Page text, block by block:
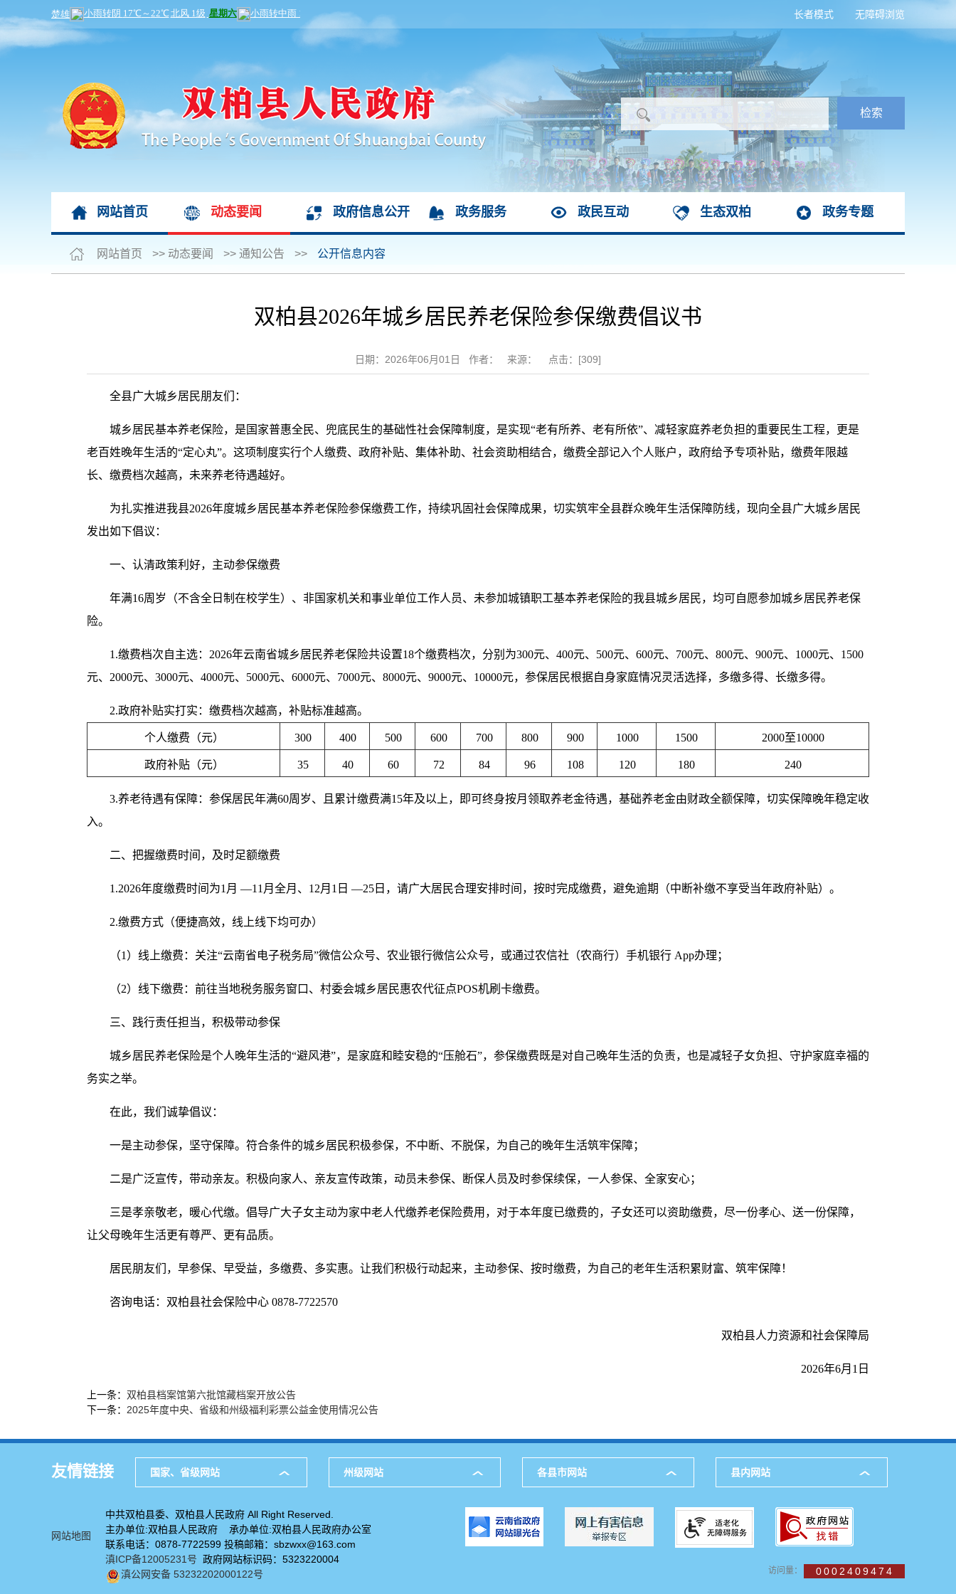
无障碍浏览
长者模式
网站首页 动态要闻 政府信息公开 政务服务 政民互动 生态双柏 政务专题
网站首页 >> 动态要闻 >> 通知公告 >> 公开信息内容
双柏县2026年城乡居民养老保险参保缴费倡议书
日期：2026年06月01日 作者： 来源： 点击：[309]
全县广大城乡居民朋友们：
城乡居民基本养老保险，是国家普惠全民、兜底民生的基础性社会保障制度，是实现“老有所养、老有所依”、减轻家庭养老负担的重要民生工程，更是
老百姓晚年生活的“定心丸”。这项制度实行个人缴费、政府补贴、集体补助、社会资助相结合，缴费全部记入个人账户，政府给予专项补贴，缴费年限越
长、缴费档次越高，未来养老待遇越好。
为扎实推进我县2026年度城乡居民基本养老保险参保缴费工作，持续巩固社会保障成果，切实筑牢全县群众晚年生活保障防线，现向全县广大城乡居民
发出如下倡议：
一、认清政策利好，主动参保缴费
年满16周岁（不含全日制在校学生）、非国家机关和事业单位工作人员、未参加城镇职工基本养老保险的我县城乡居民，均可自愿参加城乡居民养老保
险。
1.缴费档次自主选：2026年云南省城乡居民养老保险共设置18个缴费档次，分别为300元、400元、500元、600元、700元、800元、900元、1000元、1500
元、2000元、3000元、4000元、5000元、6000元、7000元、8000元、9000元、10000元，参保居民根据自身家庭情况灵活选择，多缴多得、长缴多得。
2.政府补贴实打实：缴费档次越高，补贴标准越高。
个人缴费（元） 300 400 500 600 700 800 900 1000 1500 2000至10000
政府补贴（元） 35 40 60 72 84 96 108 120 180 240
3.养老待遇有保障：参保居民年满60周岁、且累计缴费满15年及以上，即可终身按月领取养老金待遇，基础养老金由财政全额保障，切实保障晚年稳定收
入。
二、把握缴费时间，及时足额缴费
1.2026年度缴费时间为1月 —11月全月、12月1日 —25日，请广大居民合理安排时间，按时完成缴费，避免逾期（中断补缴不享受当年政府补贴）。
2.缴费方式（便捷高效，线上线下均可办）
（1）线上缴费：关注“云南省电子税务局”微信公众号、农业银行微信公众号，或通过农信社（农商行）手机银行 App办理；
（2）线下缴费：前往当地税务服务窗口、村委会城乡居民惠农代征点POS机刷卡缴费。
三、践行责任担当，积极带动参保
城乡居民养老保险是个人晚年生活的“避风港”，是家庭和睦安稳的“压舱石”，参保缴费既是对自己晚年生活的负责，也是减轻子女负担、守护家庭幸福的
务实之举。
在此，我们诚挚倡议：
一是主动参保，坚守保障。符合条件的城乡居民积极参保，不中断、不脱保，为自己的晚年生活筑牢保障；
二是广泛宣传，带动亲友。积极向家人、亲友宣传政策，动员未参保、断保人员及时参保续保，一人参保、全家安心；
三是孝亲敬老，暖心代缴。倡导广大子女主动为家中老人代缴养老保险费用，对于本年度已缴费的，子女还可以资助缴费，尽一份孝心、送一份保障，
让父母晚年生活更有尊严、更有品质。
居民朋友们，早参保、早受益，多缴费、多实惠。让我们积极行动起来，主动参保、按时缴费，为自己的老年生活积累财富、筑牢保障！
咨询电话：双柏县社会保险中心 0878-7722570
双柏县人力资源和社会保障局
2026年6月1日
上一条： 双柏县档案馆第六批馆藏档案开放公告
下一条： 2025年度中央、省级和州级福利彩票公益金使用情况公告
友情链接 国家、省级网站 州级网站 各县市网站 县内网站
网站地图
中共双柏县委、双柏县人民政府 All Right Reserved.
主办单位:双柏县人民政府 承办单位:双柏县人民政府办公室
联系电话：0878-7722599 投稿邮箱：sbzwxx@163.com
滇ICP备12005231号 政府网站标识码：5323220004
滇公网安备 53232202000122号
访问量： 0002409474